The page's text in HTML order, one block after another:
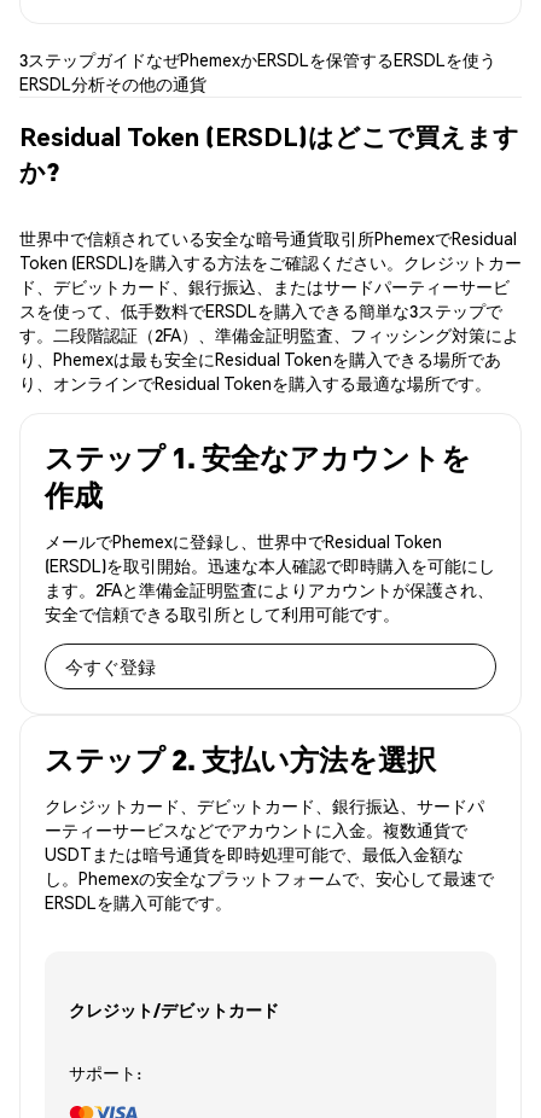
3ステップガイドなぜPhemexかERSDLを保管するERSDLを使う
ERSDL分析その他の通貨
Residual Token (ERSDL)はどこで買えます
か?
世界中で信頼されている安全な暗号通貨取引所PhemexでResidual
Token (ERSDL)を購入する方法をご確認ください。クレジットカー
ド、デビットカード、銀行振込、またはサードパーティーサービ
スを使って、低手数料でERSDLを購入できる簡単な3ステップで
す。二段階認証（2FA）、準備金証明監査、フィッシング対策によ
り、Phemexは最も安全にResidual Tokenを購入できる場所であ
り、オンラインでResidual Tokenを購入する最適な場所です。
ステップ 1. 安全なアカウントを
作成
メールでPhemexに登録し、世界中でResidual Token
(ERSDL)を取引開始。迅速な本人確認で即時購入を可能にし
ます。2FAと準備金証明監査によりアカウントが保護され、
安全で信頼できる取引所として利用可能です。
今すぐ登録
ステップ 2. 支払い方法を選択
クレジットカード、デビットカード、銀行振込、サードパ
ーティーサービスなどでアカウントに入金。複数通貨で
USDTまたは暗号通貨を即時処理可能で、最低入金額な
し。Phemexの安全なプラットフォームで、安心して最速で
ERSDLを購入可能です。
クレジット/デビットカード
サポート: